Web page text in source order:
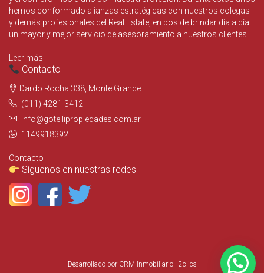
hemos conformado alianzas estratégicas con nuestros colegas
y demás profesionales del Real Estate, en pos de brindar día a día
un mayor y mejor servicio de asesoramiento a nuestros clientes.
Leer más
Contacto
Dardo Rocha 338, Monte Grande
(011) 4281-3412
info@gotellipropiedades.com.ar
1149918392
Contacto
Síguenos en nuestras redes
Desarrollado por CRM Inmobiliario - 2clics